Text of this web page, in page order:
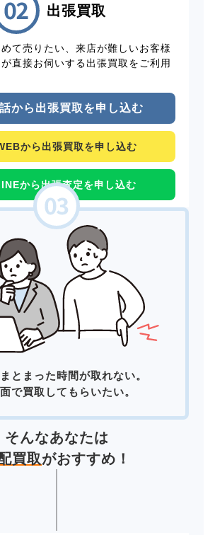
出張買取
て売りたい、来店が難しいお客様
直接お伺いする出張買取をご利用
から出張買取を申し込む
から出張買取を申し込む
から出張査定を申し込む
とまった時間が取れない。
で買取してもらいたい。
そんなあなたは
買取がおすすめ！